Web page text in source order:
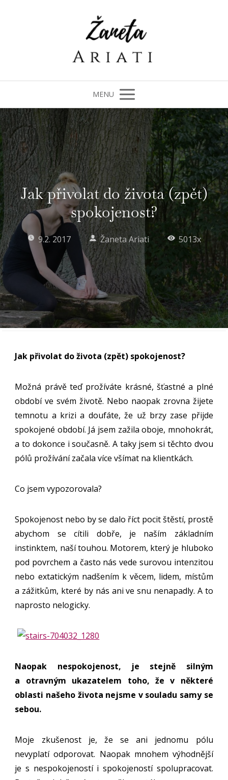
MENU
Jak přivolat do života (zpět)
spokojenost?
9.2. 2017 Žaneta Ariati 5013x
Jak přivolat do života (zpět) spokojenost?
Možná právě teď prožíváte krásné, šťastné a plné
období ve svém životě. Nebo naopak zrovna žijete
temnotu a krizi a doufáte, že už brzy zase přijde
spokojené období. Já jsem zažila oboje, mnohokrát,
a to dokonce i současně. A taky jsem si těchto dvou
pólů prožívání začala více všímat na klientkách.
Co jsem vypozorovala?
Spokojenost nebo by se dalo říct pocit štěstí, prostě
abychom se cítili dobře, je naším základním
instinktem, naší touhou. Motorem, který je hluboko
pod povrchem a často nás vede surovou intenzitou
nebo extatickým nadšením k věcem, lidem, místům
a zážitkům, které by nás ani ve snu nenapadly. A to
naprosto nelogicky.
Naopak nespokojenost, je stejně silným
a otravným ukazatelem toho, že v některé
oblasti našeho života nejsme v souladu samy se
sebou.
Moje zkušenost je, že se ani jednomu pólu
nevyplatí odporovat. Naopak mnohem výhodnější
je s nespokojeností i spokojeností spolupracovat.